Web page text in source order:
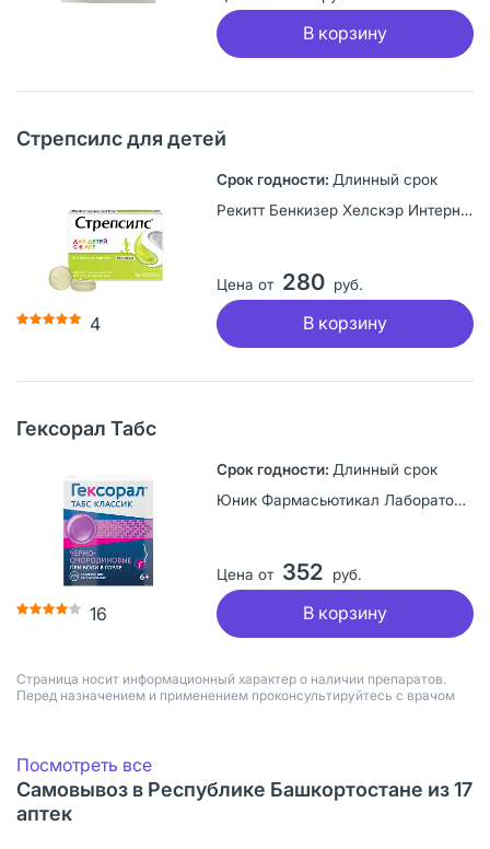
В корзину
Стрепсилс для детей
4
Длинный срок
Рекитт Бенкизер Хелскэр Интернешнл Лтд, Великобритания
Цена от 280 руб.
В корзину
Гексорал Табс
16
Длинный срок
Юник Фармасьютикал Лабораториз, Индия
Цена от 352 руб.
В корзину
Страница носит информационный характер о наличии препаратов.
Перед назначением и применением проконсультируйтесь с врачом
Посмотреть все
Самовывоз в Республике Башкортостане из 17
аптек